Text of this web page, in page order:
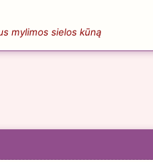
mylimos sielos kūną